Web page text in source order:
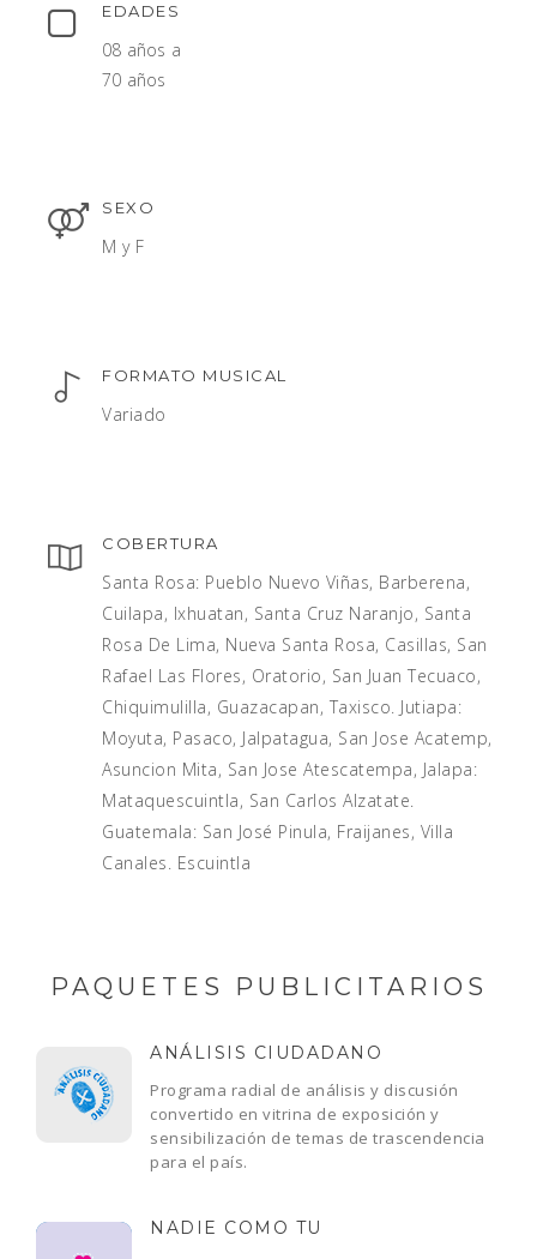
EDADES
08 años a
70 años
SEXO
M y F
FORMATO MUSICAL
Variado
COBERTURA
Santa Rosa: Pueblo Nuevo Viñas, Barberena,
Cuilapa, Ixhuatan, Santa Cruz Naranjo, Santa
Rosa De Lima, Nueva Santa Rosa, Casillas, San
Rafael Las Flores, Oratorio, San Juan Tecuaco,
Chiquimulilla, Guazacapan, Taxisco. Jutiapa:
Moyuta, Pasaco, Jalpatagua, San Jose Acatemp,
Asuncion Mita, San Jose Atescatempa, Jalapa:
Mataquescuintla, San Carlos Alzatate.
Guatemala: San José Pinula, Fraijanes, Villa
Canales. Escuintla
PAQUETES PUBLICITARIOS
ANÁLISIS CIUDADANO
Programa radial de análisis y discusión
convertido en vitrina de exposición y
sensibilización de temas de trascendencia
para el país.
NADIE COMO TU